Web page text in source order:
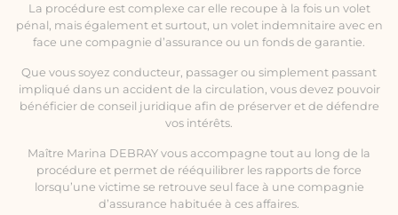
La procédure est complexe car elle recoupe à la fois un volet
pénal, mais également et surtout, un volet indemnitaire avec en
face une compagnie d’assurance ou un fonds de garantie.
Que vous soyez conducteur, passager ou simplement passant
impliqué dans un accident de la circulation, vous devez pouvoir
bénéficier de conseil juridique afin de préserver et de défendre
vos intérêts.
Maître Marina DEBRAY vous accompagne tout au long de la
procédure et permet de rééquilibrer les rapports de force
lorsqu’une victime se retrouve seul face à une compagnie
d’assurance habituée à ces affaires.